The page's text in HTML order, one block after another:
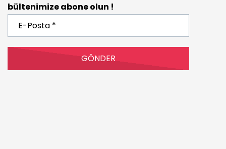
bültenimize abone olun !
Posta
*